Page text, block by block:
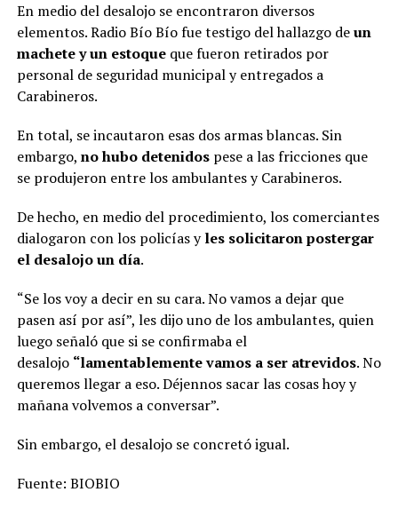
En medio del desalojo se encontraron diversos
elementos. Radio Bío Bío fue testigo del hallazgo deun
machete y un estoqueque fueron retirados por
personal de seguridad municipal y entregados a
Carabineros.
En total, se incautaron esas dos armas blancas. Sin
embargo, no hubo detenidospese a las fricciones que
se produjeron entre los ambulantes y Carabineros.
De hecho, en medio del procedimiento, los comerciantes
dialogaron con los policías yles solicitaron postergar
el desalojo un día.
“Se los voy a decir en su cara. No vamos a dejar que
pasen así por así”, les dijo uno de los ambulantes, quien
luego señaló que si se confirmaba el
desalojo “lamentablemente vamos a ser atrevidos. No
queremos llegar a eso. Déjennos sacar las cosas hoy y
mañana volvemos a conversar”.
Sin embargo, el desalojo se concretó igual.
Fuente: BIOBIO